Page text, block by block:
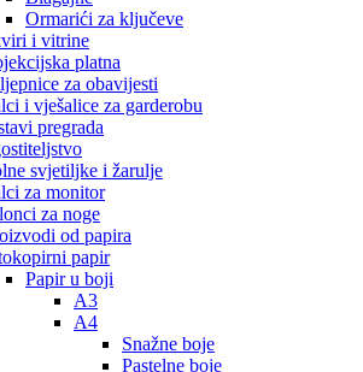
Ormarići za ključeve
i vitrine
platna
za obavijesti
i vješalice za garderobu
pregrada
svjetiljke i žarulje
za monitor
za noge
od papira
papir
Papir u boji
A3
A4
Snažne boje
Pastelne boje